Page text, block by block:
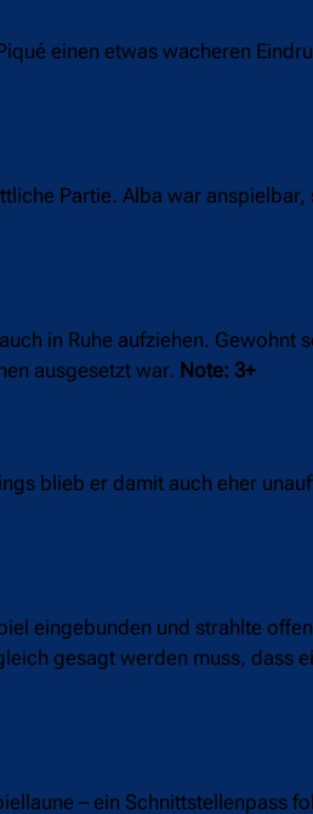
einen etwas wacheren
Partie. Alba war
in Ruhe aufziehen. Gewohnt
ausgesetzt war. Note: 3+
blieb er damit auch eher
eingebunden und strahlte
gesagt werden muss, dass
– ein Schnittstellenpass